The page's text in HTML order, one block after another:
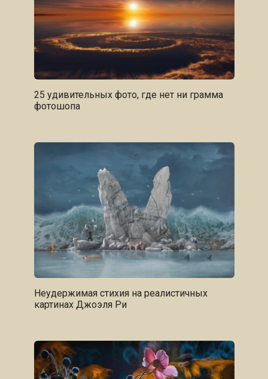
25 удивительных фото, где нет ни грамма
фотошопа
Неудержимая стихия на реалистичных
картинах Джоэля Ри